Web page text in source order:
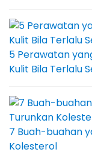
5 Perawatan
Kulit Bila Terlalu
7 Buah-buahan
Kolesterol